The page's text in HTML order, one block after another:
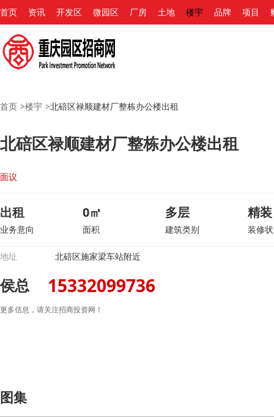
首页 资讯 开发区 微园区 厂房 土地 楼宇 品牌 项目
首页 >楼宇 >北碚区禄顺建材厂整栋办公楼出租
北碚区禄顺建材厂整栋办公楼出租
面议
出租
业务意向
0㎡
面积
多层
建筑类别
精装
装修
地址 北碚区施家梁车站附近
侯总 15332099736
更多信息，请关注招商投资网！
图集